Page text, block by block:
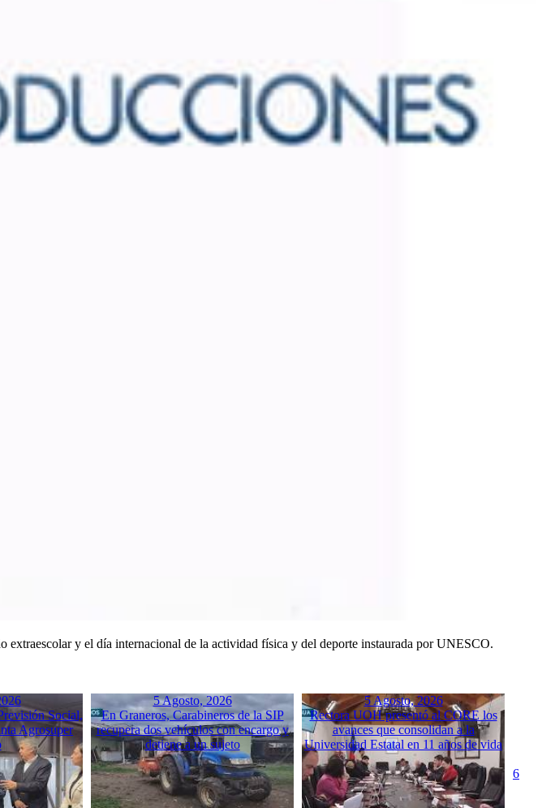
y el día internacional de la actividad física y del deporte instaurada por UNESCO.
Social,
Agrosuper
5 Agosto, 2026
En Graneros, Carabineros de la SIP
recupera dos vehículos con encargo y
detiene a un sujeto
5 Agosto, 2026
Rectora UOH presentó al CORE los
avances que consolidan a la
Universidad Estatal en 11 años de vida
6